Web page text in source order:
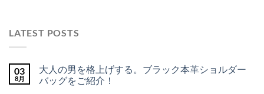
LATEST POSTS
03
8月
大人の男を格上げする。ブラック本革ショルダー
バッグをご紹介！